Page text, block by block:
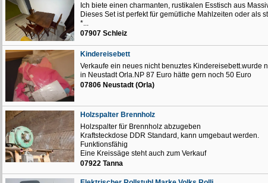
Ich biete einen charmanten, rustikalen Esstisch aus
Dieses Set ist perfekt für gemütliche Mahlzeiten oder als
*...
07907 Schleiz
Kindereisebett
Verkaufe ein neues nicht benuztes Kindereisebett.wurde
in Neustadt Orla.NP 87 Euro hätte gern noch 50 Euro
07806 Neustadt (Orla)
Holzspalter Brennholz
Holzspalter für Brennholz abzugeben
Kraftsteckdose DDR Standard, kann umgebaut werden.
Funktionsfähig
Eine Kreissäge steht auch zum Verkauf
07922 Tanna